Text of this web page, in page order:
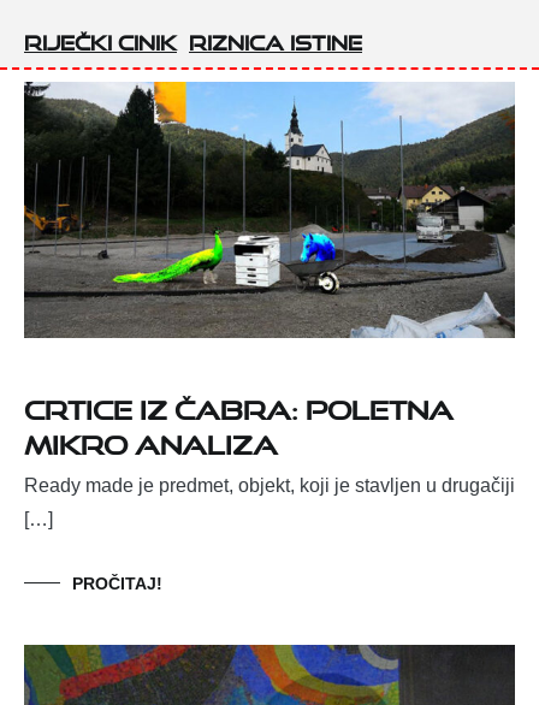
Riječki cinik Riznica istine
Crtice iz Čabra: Poletna
mikro analiza
Ready made je predmet, objekt, koji je stavljen u drugačiji
[…]
PROČITAJ!